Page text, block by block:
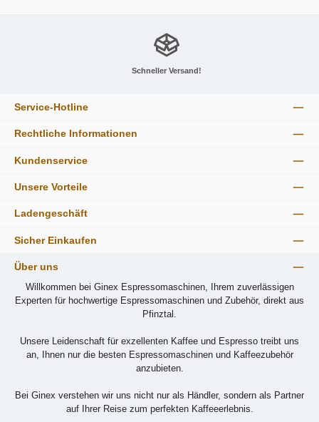
Schneller Versand!
Service-Hotline
Rechtliche Informationen
Kundenservice
Unsere Vorteile
Ladengeschäft
Sicher Einkaufen
Über uns
Willkommen bei Ginex Espressomaschinen, Ihrem zuverlässigen
Experten für hochwertige Espressomaschinen und Zubehör, direkt aus
Pfinztal.
Unsere Leidenschaft für exzellenten Kaffee und Espresso treibt uns
an, Ihnen nur die besten Espressomaschinen und Kaffeezubehör
anzubieten.
Bei Ginex verstehen wir uns nicht nur als Händler, sondern als Partner
auf Ihrer Reise zum perfekten Kaffeeerlebnis.